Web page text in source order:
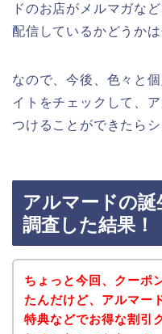
ドのお店がメルマガな
配信しているかどうか
なので、今後、色々と
イトをチェックして、
つけることができたら
アルマードの
調査した結果！
ちょっと今回、クーポ
たんだけど、アルマー
特典などでお得な割引